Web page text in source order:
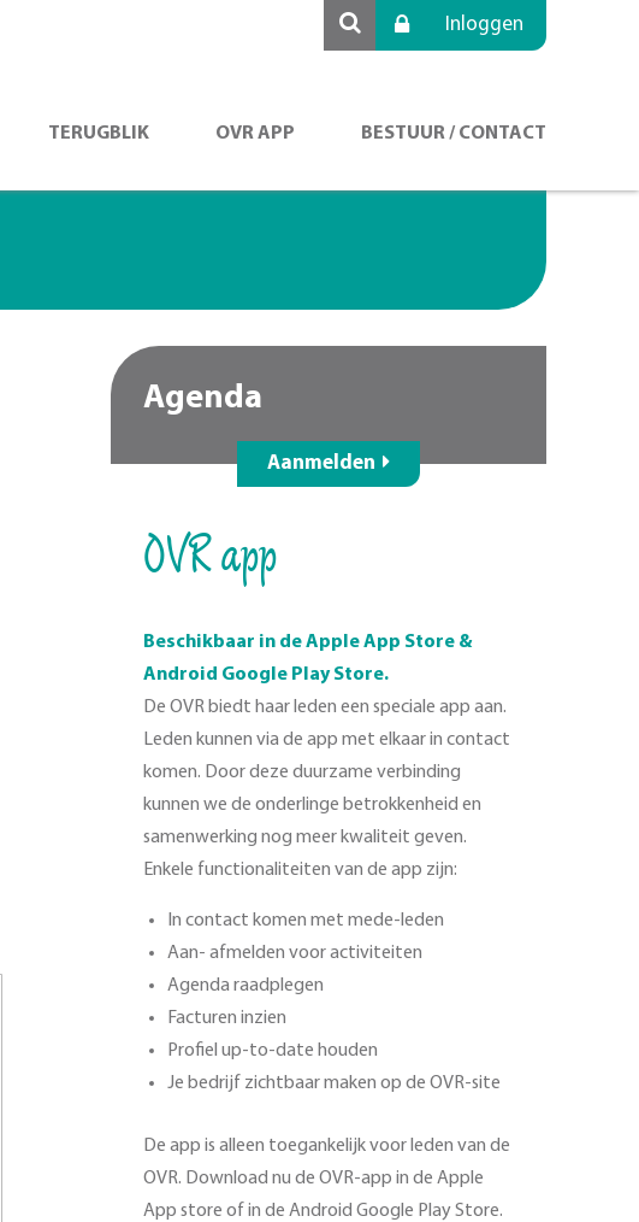
Inloggen
TERUGBLIK OVR APP BESTUUR / CONTACT
Agenda
Aanmelden
OVR app
Beschikbaar in de Apple App Store &
Android Google Play Store.
De OVR biedt haar leden een speciale app aan.
Leden kunnen via de app met elkaar in contact
komen. Door deze duurzame verbinding
kunnen we de onderlinge betrokkenheid en
samenwerking nog meer kwaliteit geven.
Enkele functionaliteiten van de app zijn:
In contact komen met mede-leden
Aan- afmelden voor activiteiten
Agenda raadplegen
Facturen inzien
Profiel up-to-date houden
Je bedrijf zichtbaar maken op de OVR-site
De app is alleen toegankelijk voor leden van de
OVR. Download nu de OVR-app in de Apple
App store of in de Android Google Play Store.